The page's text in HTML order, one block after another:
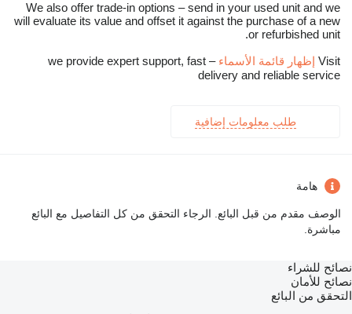
We also offer trade-in options – send in your used unit and we
will evaluate its value and offset it against the purchase of a new
or refurbished unit.
Visit إظهار قائمة الأسماء
– we provide expert support, fast
delivery and reliable service
طلب معلومات إضافية
هامة
الوصف مقدم من قبل البائع. الرجاء التحقق من كل التفاصيل مع البائع
مباشرة.
نصائح للشراء
نصائح للأمان
التحقق من البائع